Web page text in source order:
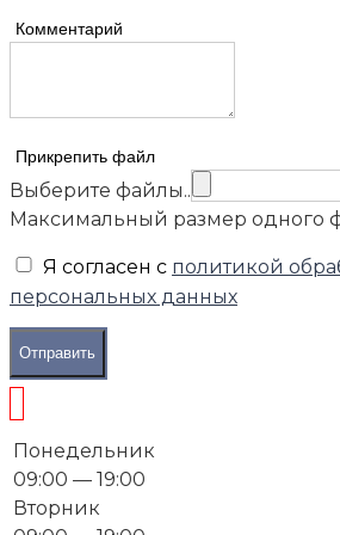
Комментарий
Прикрепить файл
Выберите файлы..
Максимальный размер одного
Я согласен с политикой
персональных данных
Отправить
Понедельник
09:00 — 19:00
Вторник